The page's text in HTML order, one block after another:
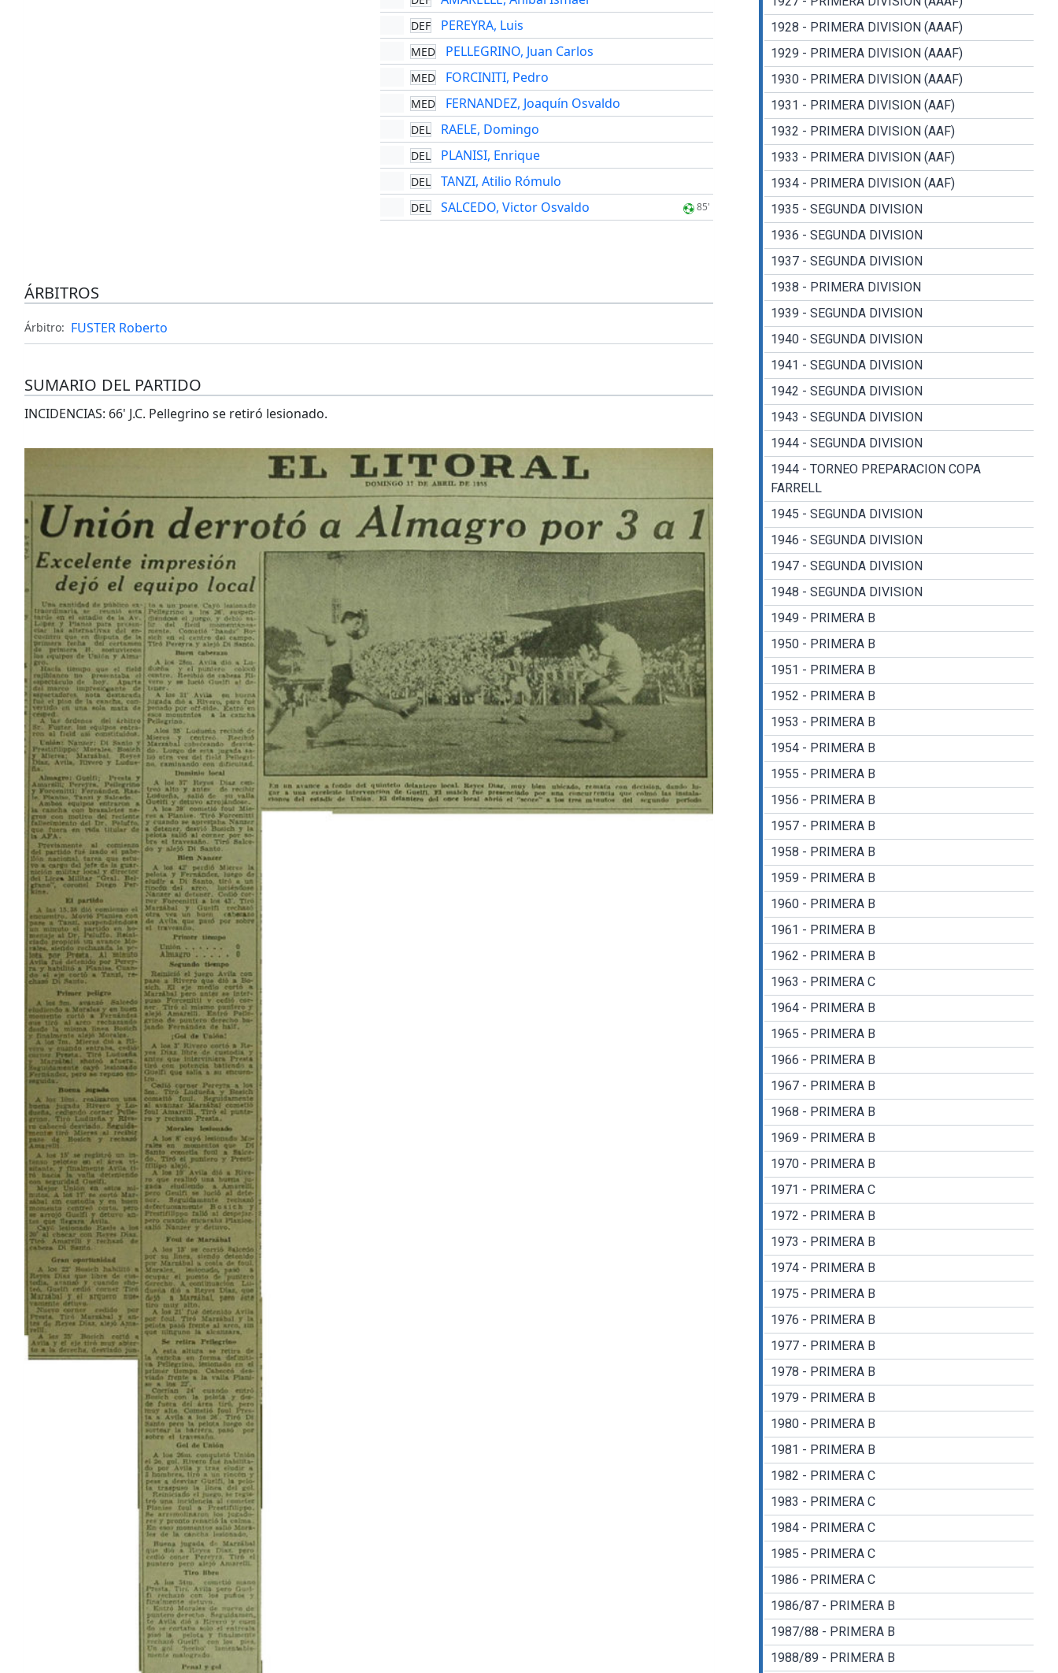
DEF PEREYRA, Luis
MED PELLEGRINO, Juan Carlos
MED FORCINITI, Pedro
MED FERNANDEZ, Joaquín Osvaldo
DEL RAELE, Domingo
DEL PLANISI, Enrique
DEL TANZI, Atilio Rómulo
DEL SALCEDO, Victor Osvaldo 85'
ÁRBITROS
Árbitro: FUSTER Roberto
SUMARIO DEL PARTIDO
INCIDENCIAS: 66' J.C. Pellegrino se retiró lesionado.
1928 - PRIMERA DIVISION (AAAF)
1929 - PRIMERA DIVISION (AAAF)
1930 - PRIMERA DIVISION (AAAF)
1931 - PRIMERA DIVISION (AAF)
1932 - PRIMERA DIVISION (AAF)
1933 - PRIMERA DIVISION (AAF)
1934 - PRIMERA DIVISION (AAF)
1935 - SEGUNDA DIVISION
1936 - SEGUNDA DIVISION
1937 - SEGUNDA DIVISION
1938 - PRIMERA DIVISION
1939 - SEGUNDA DIVISION
1940 - SEGUNDA DIVISION
1941 - SEGUNDA DIVISION
1942 - SEGUNDA DIVISION
1943 - SEGUNDA DIVISION
1944 - SEGUNDA DIVISION
1944 - TORNEO PREPARACION COPA
FARRELL
1945 - SEGUNDA DIVISION
1946 - SEGUNDA DIVISION
1947 - SEGUNDA DIVISION
1948 - SEGUNDA DIVISION
1949 - PRIMERA B
1950 - PRIMERA B
1951 - PRIMERA B
1952 - PRIMERA B
1953 - PRIMERA B
1954 - PRIMERA B
1955 - PRIMERA B
1956 - PRIMERA B
1957 - PRIMERA B
1958 - PRIMERA B
1959 - PRIMERA B
1960 - PRIMERA B
1961 - PRIMERA B
1962 - PRIMERA B
1963 - PRIMERA C
1964 - PRIMERA B
1965 - PRIMERA B
1966 - PRIMERA B
1967 - PRIMERA B
1968 - PRIMERA B
1969 - PRIMERA B
1970 - PRIMERA B
1971 - PRIMERA C
1972 - PRIMERA B
1973 - PRIMERA B
1974 - PRIMERA B
1975 - PRIMERA B
1976 - PRIMERA B
1977 - PRIMERA B
1978 - PRIMERA B
1979 - PRIMERA B
1980 - PRIMERA B
1981 - PRIMERA B
1982 - PRIMERA C
1983 - PRIMERA C
1984 - PRIMERA C
1985 - PRIMERA C
1986 - PRIMERA C
1986/87 - PRIMERA B
1987/88 - PRIMERA B
1988/89 - PRIMERA B